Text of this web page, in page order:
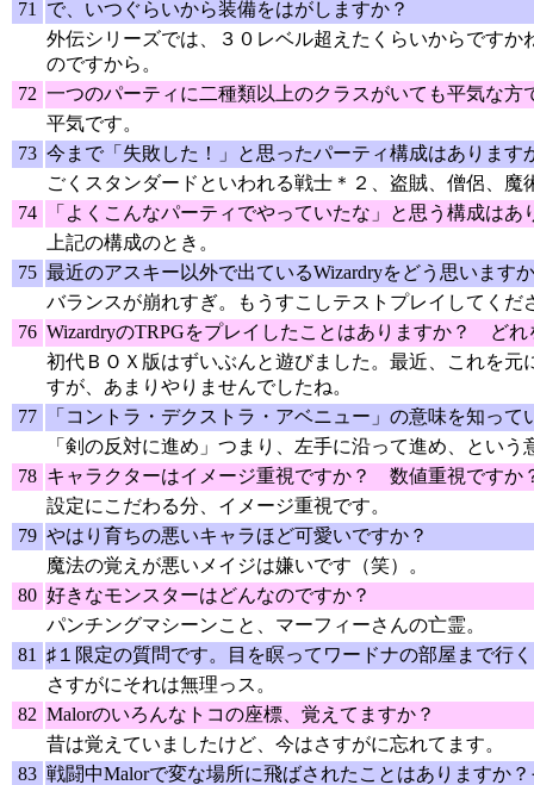
71
で、いつぐらいから装備をはがしますか？
外伝シリーズでは、３０レベル超えたくらいからです
のですから。
72 一つのパーティに二種類以上のクラスがいても平気な方
平気です。
73 今まで「失敗した！」と思ったパーティ構成はあります
ごくスタンダードといわれる戦士＊２、盗賊、僧侶、
74
「よくこんなパーティでやっていたな」と思う構成はあ
上記の構成のとき。
75 最近のアスキー以外で出ているWizardryをどう思います
バランスが崩れすぎ。もうすこしテストプレイしてくだ
76 WizardryのTRPGをプレイしたことはありますか？ どれ
初代ＢＯＸ版はずいぶんと遊びました。最近、これを
すが、あまりやりませんでしたね。
77
「コントラ・デクストラ・アベニュー」の意味を知って
「剣の反対に進め」つまり、左手に沿って進め、という
78 キャラクターはイメージ重視ですか？ 数値重視ですか
設定にこだわる分、イメージ重視です。
79 やはり育ちの悪いキャラほど可愛いですか？
魔法の覚えが悪いメイジは嫌いです（笑）。
80 好きなモンスターはどんなのですか？
パンチングマシーンこと、マーフィーさんの亡霊。
81
♯１限定の質問です。目を瞑ってワードナの部屋まで行
さすがにそれは無理っス。
82 Malorのいろんなトコの座標、覚えてますか？
昔は覚えていましたけど、今はさすがに忘れてます。
83 戦闘中Malorで変な場所に飛ばされたことはありますか